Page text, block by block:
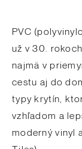
PVC
už v 30.
najmä v
cestu aj do
typy krytín,
vzhľadom a
moderný vinyl